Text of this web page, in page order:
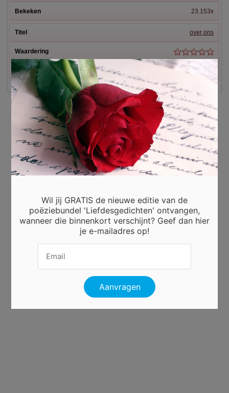
23.153x
over ons
Wil jij GRATIS de nieuwe editie van de
poëziebundel 'Liefdesgedichten' ontvangen,
wanneer die binnenkort verschijnt? Geef dan hier
je e-mailadres op!